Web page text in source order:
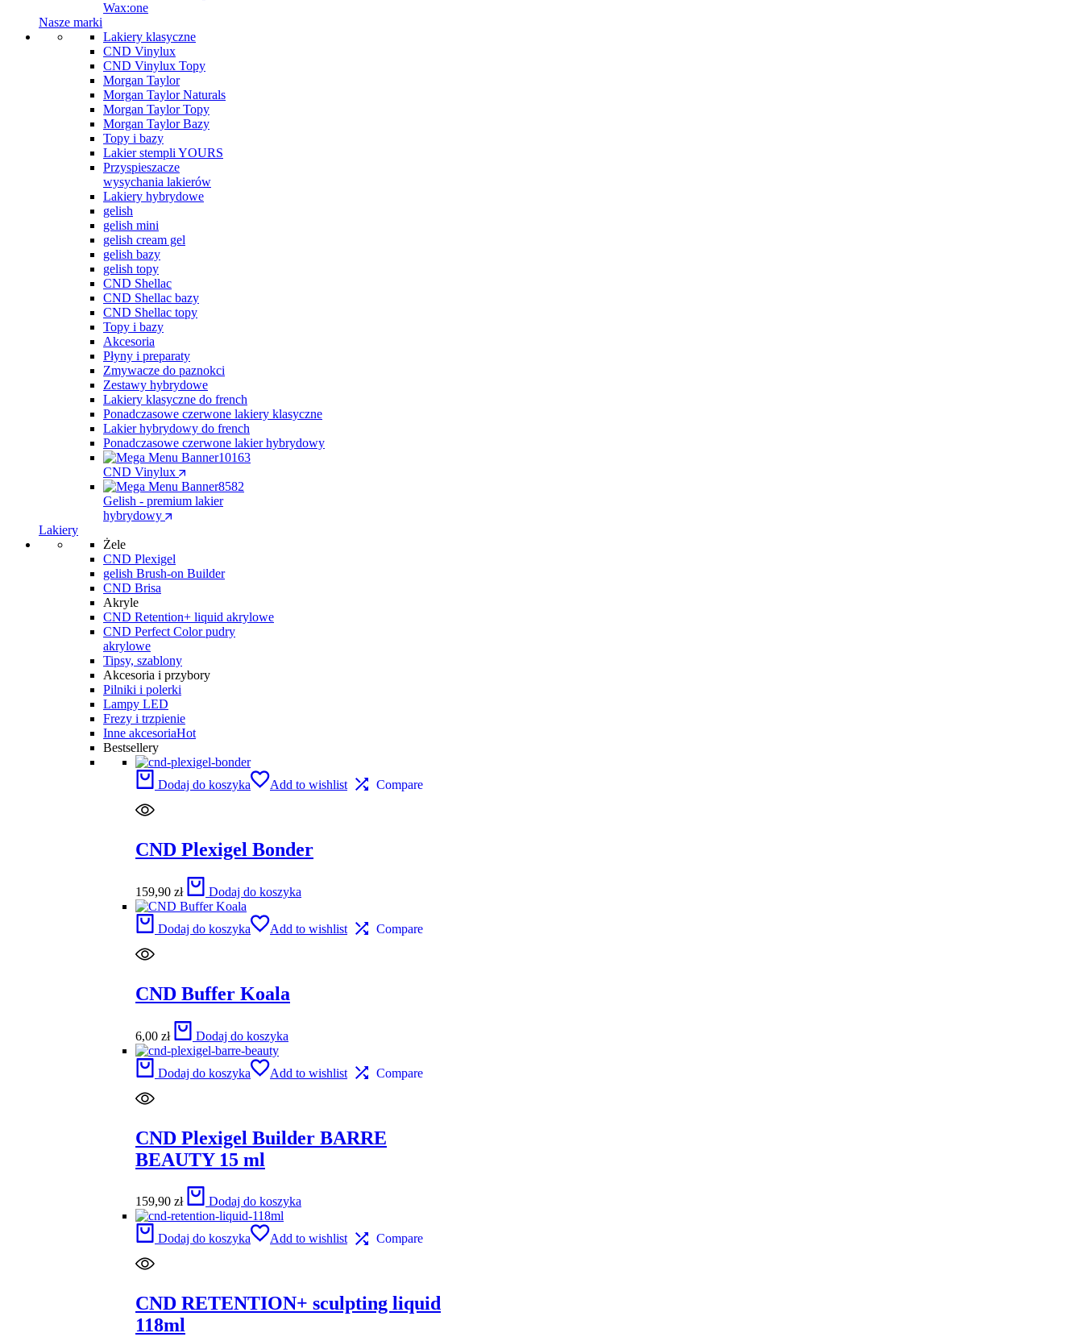
Wax:one
Nasze marki
Lakiery klasyczne
CND Vinylux
CND Vinylux Topy
Morgan Taylor
Morgan Taylor Naturals
Morgan Taylor Topy
Morgan Taylor Bazy
Topy i bazy
Lakier stempli YOURS
Przyspieszacze
wysychania lakierów
Lakiery hybrydowe
gelish
gelish mini
gelish cream gel
gelish bazy
gelish topy
CND Shellac
CND Shellac bazy
CND Shellac topy
Topy i bazy
Akcesoria
Płyny i preparaty
Zmywacze do paznokci
Zestawy hybrydowe
Lakiery klasyczne do french
Ponadczasowe czerwone lakiery klasyczne
Lakier hybrydowy do french
Ponadczasowe czerwone lakier hybrydowy
CND Vinylux
Gelish - premium lakier
hybrydowy
Lakiery
Żele
CND Plexigel
gelish Brush-on Builder
CND Brisa
Akryle
CND Retention+ liquid akrylowe
CND Perfect Color pudry
akrylowe
Tipsy, szablony
Akcesoria i przybory
Pilniki i polerki
Lampy LED
Frezy i trzpienie
Inne akcesoriaHot
Bestsellery
Dodaj do koszyka Add to wishlist Compare
CND Plexigel Bonder
159,90 zł Dodaj do koszyka
Dodaj do koszyka Add to wishlist Compare
CND Buffer Koala
6,00 zł Dodaj do koszyka
Dodaj do koszyka Add to wishlist Compare
CND Plexigel Builder BARRE
BEAUTY 15 ml
159,90 zł Dodaj do koszyka
Dodaj do koszyka Add to wishlist Compare
CND RETENTION+ sculpting liquid
118ml